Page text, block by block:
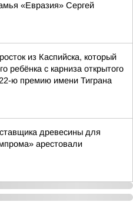
«Евразия» Сергей
из Каспийска, который
ребёнка с карниза открытого
ю премию имени Тиграна
древесины для
арестовали